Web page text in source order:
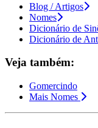
Blog / Artigos
Nomes
Dicionário de
Dicionário de
Veja também:
Gomercindo
Mais Nomes